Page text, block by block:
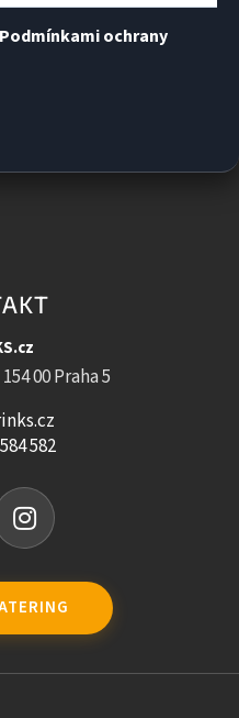
Podmínkami ochrany
00 Praha 5
582